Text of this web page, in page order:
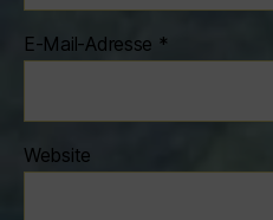
E-Mail-Adresse *
Website